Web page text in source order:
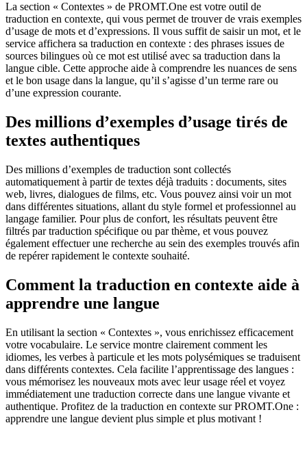
La section « Contextes » de PROMT.One est votre outil de
traduction en contexte, qui vous permet de trouver de vrais exemples
d’usage de mots et d’expressions. Il vous suffit de saisir un mot, et le
service affichera sa traduction en contexte : des phrases issues de
sources bilingues où ce mot est utilisé avec sa traduction dans la
langue cible. Cette approche aide à comprendre les nuances de sens
et le bon usage dans la langue, qu’il s’agisse d’un terme rare ou
d’une expression courante.
Des millions d’exemples d’usage tirés de
textes authentiques
Des millions d’exemples de traduction sont collectés
automatiquement à partir de textes déjà traduits : documents, sites
web, livres, dialogues de films, etc. Vous pouvez ainsi voir un mot
dans différentes situations, allant du style formel et professionnel au
langage familier. Pour plus de confort, les résultats peuvent être
filtrés par traduction spécifique ou par thème, et vous pouvez
également effectuer une recherche au sein des exemples trouvés afin
de repérer rapidement le contexte souhaité.
Comment la traduction en contexte aide à
apprendre une langue
En utilisant la section « Contextes », vous enrichissez efficacement
votre vocabulaire. Le service montre clairement comment les
idiomes, les verbes à particule et les mots polysémiques se traduisent
dans différents contextes. Cela facilite l’apprentissage des langues :
vous mémorisez les nouveaux mots avec leur usage réel et voyez
immédiatement une traduction correcte dans une langue vivante et
authentique. Profitez de la traduction en contexte sur PROMT.One :
apprendre une langue devient plus simple et plus motivant !